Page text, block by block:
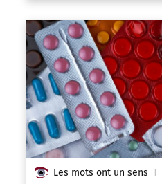
Les mots ont un sens |